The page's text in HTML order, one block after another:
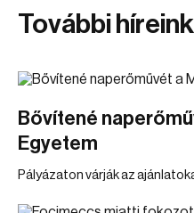
További híreink
Bővítené
Egyetem
Pályázaton várják az